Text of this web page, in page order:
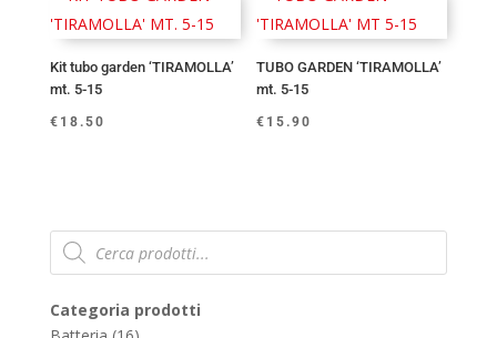
Kit tubo garden ‘TIRAMOLLA’
mt. 5-15
€ 18.50
TUBO GARDEN ‘TIRAMOLLA’
mt. 5-15
€ 15.90
Products
search
Categoria prodotti